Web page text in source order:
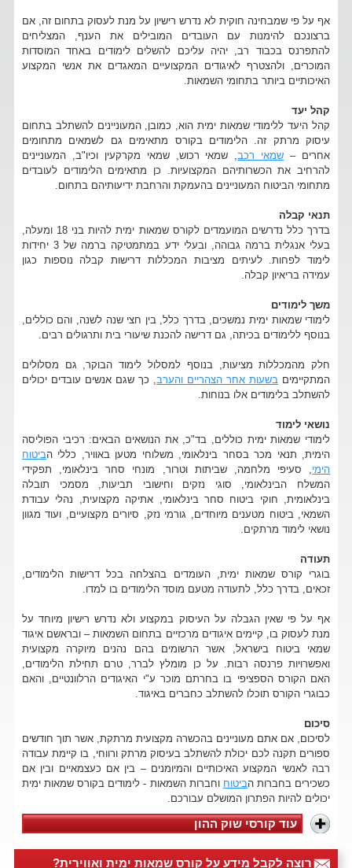
אף על פי שמבחינה חוקית לא נדרש רישיון על מנת לעסוק בתחום זה, אם
ברצונכם להימנות עם העובדים המובילים את הענף, המצליחים
להתפרנס בכבוד רב, יהיה עליכם להשלים לימודים באחד המוסדות
המוכרים, ולהצטרף לאיגודים המקצועיים המאגדים את אנשי המקצוע
האיכותיים ביותר בתחומי השמאות.
קהל יעד
קהל היעד ללימודי שמאות ימית הוא, כמובן, המעוניינים להשתלב בתחום
עיסוק מרתק זה. הלימודים בקורס מתאימים גם לשמאים מתחומים
אחרים – שמאי רכב, שמאי רכוש, שמאי מקרקעין וכיו"ב, המעוניינים
להרחיב את הכשרותיהם המקצועיות. כן מתאימים הלימודים לעובדים
מתחומי הביטוח המעוניינים בהעמקת והרחבת ידיעותיהם בתחום.
תנאי קבלה
בדרך כלל נדרשים המועמדים לקורס שמאות ימית להיות בני 18 ומעלה,
בעלי אנגלית ברמה גבוהה, ובעלי ידע במתמטיקה ברמה של 3 יחידות
לימוד לפחות. לעיתים מציבות המכללות דרישות קבלה נוספות כגון
עמידה בריאיון קבלה.
משך לימודים
לימודי שמאות ימית נמשכים, בדרך כלל, בין חצי שנה לשנה, והם כוללים,
בנוסף ללימודים בכיתה, גם דרישה להכנת שיעורי בית ותרגולים רבים.
חלק מהמכללות מציעות, בנוסף למסלול לימוד הבוקר, גם מסלולים
המתקיימים בשעות אחר הצהריים והערב, כך שגם אנשים עובדים יכולים
להשתלב בלימודים אלו בנוחות.
נושאי לימוד
לימודי שמאות ימית כוללים, בד"כ, את הנושאים הבאים: רכיבי הפוליסה
הימית, תנאי מכר בסחר בינלאומי, משלוחי מטען באוויר, כללי הביטוח
הימי , סעיפי מלחמה, שביתות וטרור, מונחי סחר בינלאומי, תפקידי
המשלח הבינלאומי, סוגי נזקים וחישובי תביעות, מסמכי תובלה
בינלאומית, חוקי ביטוח סחר בינלאומי, אתיקה מקצועית, נהלי עבודת
השמאי, ביטוח מטענים מיוחדים, גורמי נזק, סיורים מקצועיים, ועוד מגוון
נושאי לימוד מרתקים.
תעודה
בוגרי קורס שמאות ימית, העומדים בהצלחה בכל דרישות הלימודים,
זכאים, בדרך כלל, לתעודה מטעם מוסד הלימודים בו למדו.
אף על פי שאין הגבלה על העיסוק במקצוע ולא נדרש רישיון מיוחד על
מנת לעסוק בו, קיימים איגודים מרכזיים בתחום השמאות – ובראשם איגוד
שמאי ביטוח בישראל, אשר הרשומים בהם נהנים מיוקרה מקצועית
ואפשרויות פרנסה רבות. על כן מומלץ לברר, טרם תחילת הלימודים,
האם הקורס הספציפי בו בחרתם מוכר ע"י האיגודים הרלוונטיים, והאם
כבוגרי הקורס תוכלו להשתלב כחברים באיגוד.
סיכום
לסיכום, אם אתם מעוניינים בהכשרה מקצועית מרתקת, אשר תוך חודשים
ספורים תקנה לכם יכולת להשתלב בעיסוק מרתק ורווחי, בו קיימת עבודה
רבה לאנשי המקצוע האיכותיים והמיומנים – בין אם כעצמאיים ובין אם
כשכירים בחברות הביטוח וחברות השמאות - לימודים בקורס שמאות ימית
יכולים להיות הפתרון המושלם עבורכם.
עוד קורסי שוק ההון
רוצה לקבל מידע על קורס שמאות ימית ואווירית?